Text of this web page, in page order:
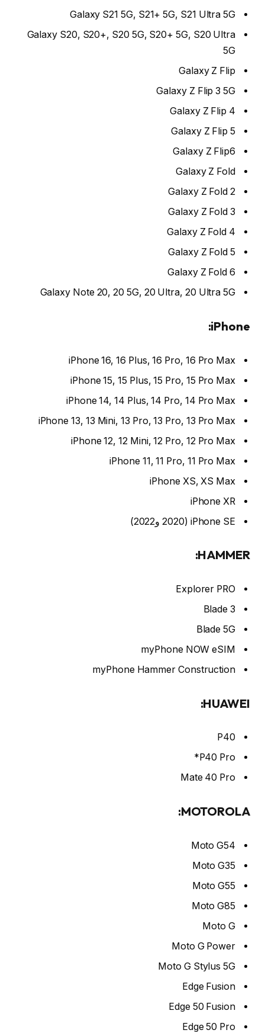
Galaxy S21 5G, S21+ 5G, S21 Ultra 5G
Galaxy S20, S20+, S20 5G, S20+ 5G, S20 Ultra
5G
Galaxy Z Flip
Galaxy Z Flip 3 5G
Galaxy Z Flip 4
Galaxy Z Flip 5
Galaxy Z Flip6
Galaxy Z Fold
Galaxy Z Fold 2
Galaxy Z Fold 3
Galaxy Z Fold 4
Galaxy Z Fold 5
Galaxy Z Fold 6
Galaxy Note 20, 20 5G, 20 Ultra, 20 Ultra 5G
iPhone:
iPhone 16, 16 Plus, 16 Pro, 16 Pro Max
iPhone 15, 15 Plus, 15 Pro, 15 Pro Max
iPhone 14, 14 Plus, 14 Pro, 14 Pro Max
iPhone 13, 13 Mini, 13 Pro, 13 Pro, 13 Pro Max
iPhone 12, 12 Mini, 12 Pro, 12 Pro Max
iPhone 11, 11 Pro, 11 Pro Max
iPhone XS, XS Max
iPhone XR
iPhone SE (2020 و2022)
HAMMER:
Explorer PRO
Blade 3
Blade 5G
myPhone NOW eSIM
myPhone Hammer Construction
HUAWEI:
P40
P40 Pro*
Mate 40 Pro
MOTOROLA:
Moto G54
Moto G35
Moto G55
Moto G85
Moto G
Moto G Power
Moto G Stylus 5G
Edge Fusion
Edge 50 Fusion
Edge 50 Pro